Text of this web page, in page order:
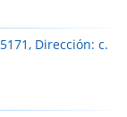
Dirección: c.